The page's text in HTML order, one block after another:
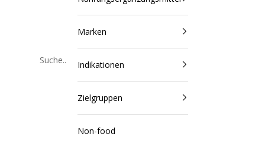
Marken
Indikationen
Zielgruppen
Non-food